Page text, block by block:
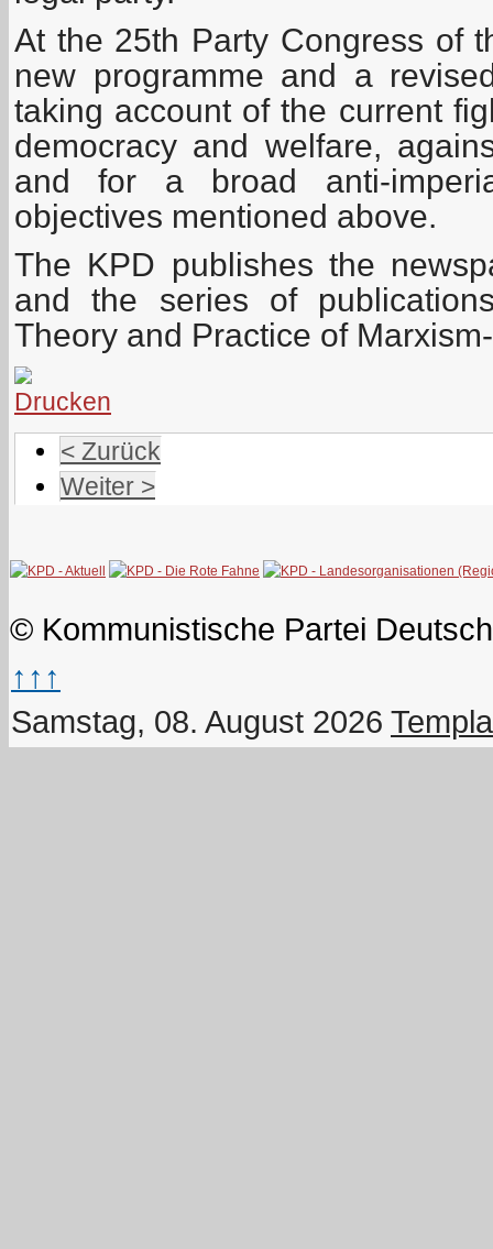
At the 25th Party Congress of
new programme and a
taking account of the current
democracy and welfare,
and for a broad anti-
objectives mentioned above.
The KPD publishes the
and the series of
Theory and Practice of
< Zurück
Weiter >
© Kommunistische Partei
↑↑↑
Samstag, 08. August 2026